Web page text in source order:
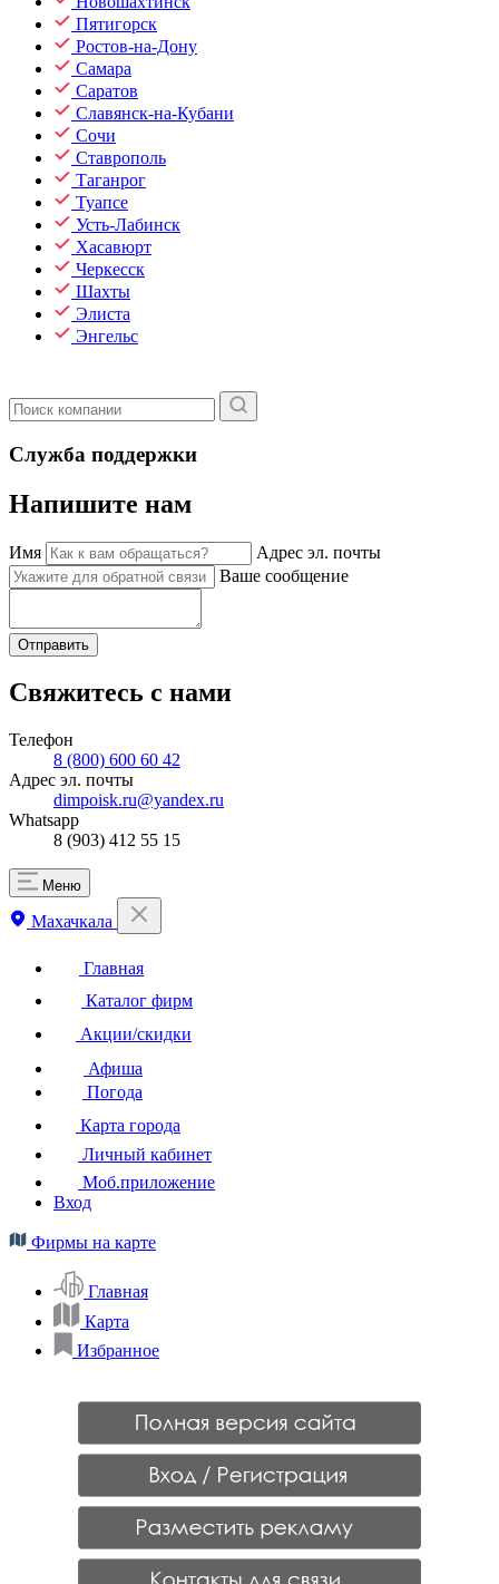
Пятигорск
Ростов-на-Дону
Самара
Саратов
Славянск-на-Кубани
Сочи
Ставрополь
Таганрог
Туапсе
Усть-Лабинск
Хасавюрт
Черкесск
Шахты
Элиста
Энгельс
Служба поддержки
Напишите нам
Имя
Адрес эл. почты
Ваше сообщение
Отправить
Свяжитесь с нами
Телефон
8 (800) 600 60 42
Адрес эл. почты
dimpoisk.ru@yandex.ru
Whatsapp
8 (903) 412 55 15
Меню
Махачкала
Главная
Каталог фирм
Акции/скидки
Афиша
Погода
Карта города
Личный кабинет
Моб.приложение
Вход
Фирмы на карте
Главная
Карта
Избранное